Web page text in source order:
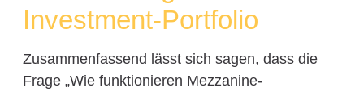
Investment-Portfolio
Zusammenfassend lässt sich sagen, dass die
Frage „Wie funktionieren Mezzanine-